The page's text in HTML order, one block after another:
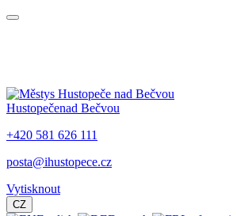
Hustopečenad Bečvou
+420 581 626 111
posta@ihustopece.cz
Vytisknout
CZ